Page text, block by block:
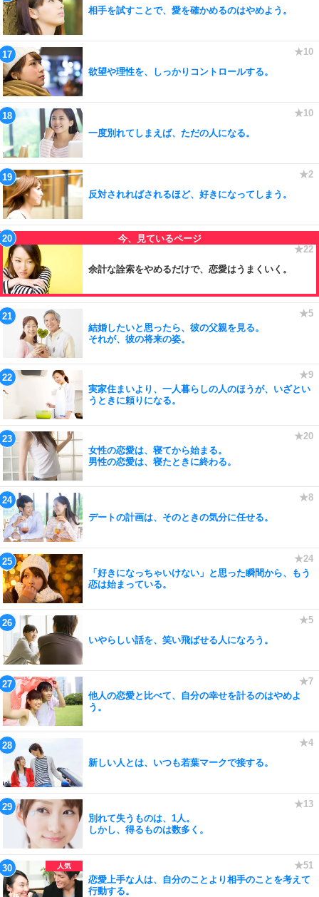
相手を試すことで、愛を確かめるのはやめよう。
欲望や理性を、しっかりコントロールする。
一度別れてしまえば、ただの人になる。
反対されればされるほど、好きになってしまう。
余計な詮索をやめるだけで、恋愛はうまくいく。
結婚したいと思ったら、彼の父親を見る。
それが、彼の将来の姿。
実家住まいより、一人暮らしの人のほうが、いざとい
うときに頼りになる。
女性の恋愛は、寝てから始まる。
男性の恋愛は、寝たときに終わる。
デートの計画は、そのときの気分に任せる。
「好きになっちゃいけない」と思った瞬間から、もう
恋は始まっている。
いやらしい話を、笑い飛ばせる人になろう。
他人の恋愛と比べて、自分の幸せを計るのはやめよ
う。
新しい人とは、いつも若葉マークで接する。
別れて失うものは、1人。
しかし、得るものは数多く。
恋愛上手な人は、自分のことより相手のことを考えて
行動する。